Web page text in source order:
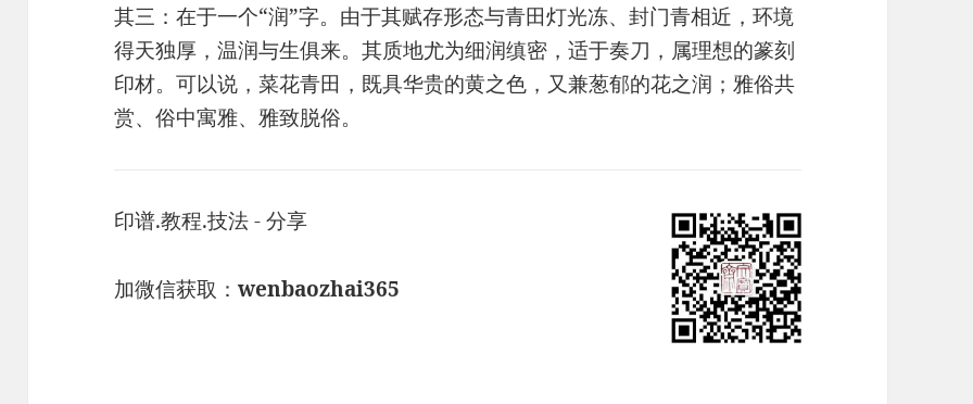
其三：在于一个“润”字。由于其赋存形态与青田灯光冻、封门青相近，环境
得天独厚，温润与生俱来。其质地尤为细润缜密，适于奏刀，属理想的篆刻
印材。可以说，菜花青田，既具华贵的黄之色，又兼葱郁的花之润；雅俗共
赏、俗中寓雅、雅致脱俗。
印谱.教程.技法 - 分享
加微信获取：wenbaozhai365